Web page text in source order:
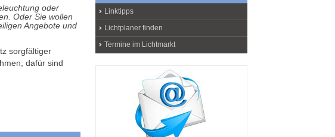
oder
Oder Sie wollen
Angebote und
sorgfältiger
dafür sind
Linktipps
Lichtplaner finden
Termine im Lichtmarkt